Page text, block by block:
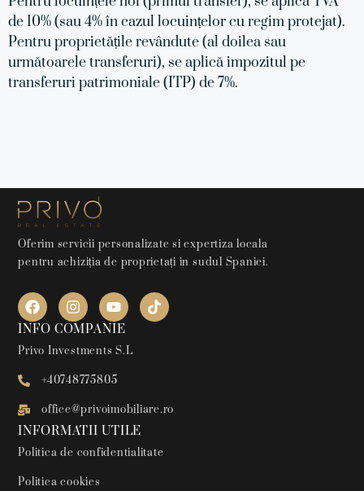
de 10% (sau 4% în cazul locuințelor cu regim protejat).
Pentru proprietățile revândute (al doilea sau
următoarele transferuri), se aplică impozitul pe
transferuri patrimoniale (ITP) de 7%.
Oferim servicii personalizate si expertiza locala
pentru achiziția de proprietați in sudul Spaniei.
INFO COMPANIE
Privo Investments S.L
+40748775805
office@privoimobiliare.ro
INFORMATII UTILE
Politica de confidentialitate
Politica cookies